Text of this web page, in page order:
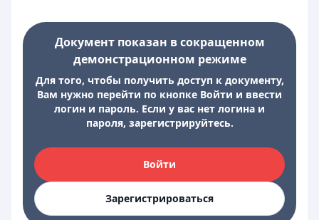
Документ показан в сокращенном
демонстрационном режиме
Для того, чтобы получить доступ к документу,
Вам нужно перейти по кнопке Войти и ввести
логин и пароль. Если у вас нет логина и
пароля, зарегистрируйтесь.
Войти
Зарегистрироваться